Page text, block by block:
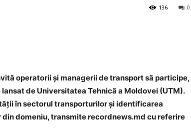
0
136
operatorii și managerii de transport să participe,
de Universitatea Tehnică a Moldovei (UTM).
în sectorul transporturilor și identificarea
domeniu, transmite recordnews.md cu referire